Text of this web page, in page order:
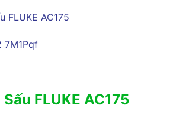
FLUKE AC175